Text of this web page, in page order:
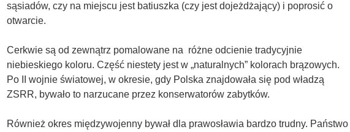
sąsiadów, czy na miejscu jest batiuszka (czy jest dojeżdżający) i poprosić o
otwarcie.
Cerkwie są od zewnątrz pomalowane na różne odcienie tradycyjnie
niebieskiego koloru. Część niestety jest w „naturalnych” kolorach brązowych.
Po II wojnie światowej, w okresie, gdy Polska znajdowała się pod władzą
ZSRR, bywało to narzucane przez konserwatorów zabytków.
Również okres międzywojenny bywał dla prawosławia bardzo trudny. Państwo